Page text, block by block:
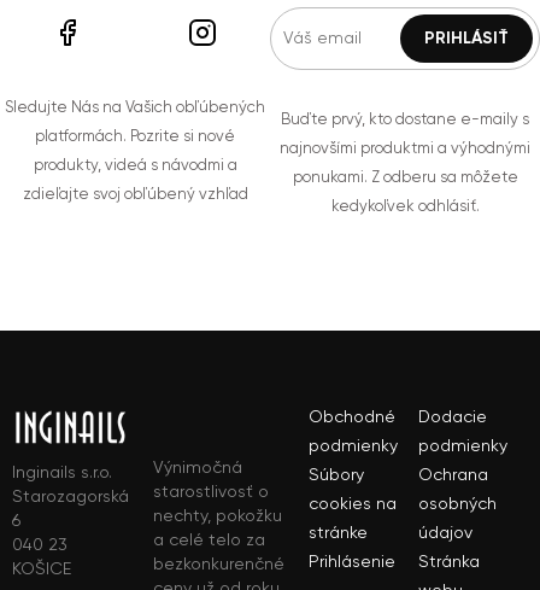
Sledujte Nás na Vašich obľúbených
platformách. Pozrite si nové
produkty, videá s návodmi a
zdieľajte svoj obľúbený vzhľad
Buďte prvý, kto dostane e-maily s
najnovšími produktmi a výhodnými
ponukami. Z odberu sa môžete
kedykoľvek odhlásiť.
Inginails s.r.o.
Starozagorská
6
040 23
KOŠICE
Výnimočná
starostlivosť o
nechty, pokožku
a celé telo za
bezkonkurenčné
Obchodné
podmienky
Dodacie
podmienky
Súbory
cookies na
stránke
Ochrana
osobných
údajov
Prihlásenie
Stránka